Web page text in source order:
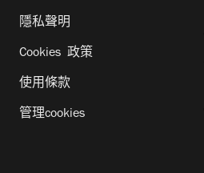
隱私聲明
Cookies 政策
使用條款
管理cookies